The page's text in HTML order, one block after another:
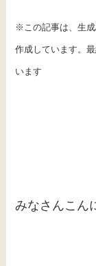
※この記事は、生
作成しています。
います
みなさんこん